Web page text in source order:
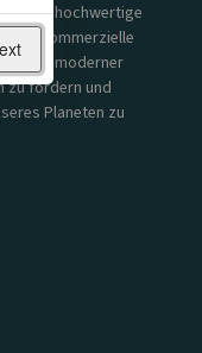
hochwertige
& kommerzielle
moderner
zu fördern und
Planeten zu